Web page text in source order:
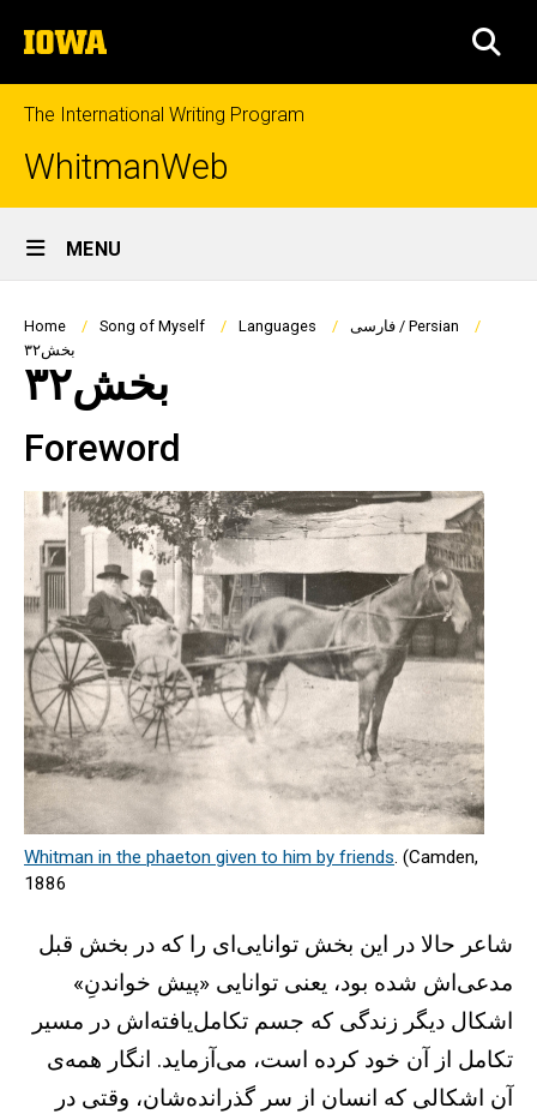
to
content
The
University
of
Iowa
The International Writing Program
WhitmanWeb
Site
Main
Navigation
MENU
Breadcrumb
Home Song of Myself Languages
فارسی / Persian
بخش۳۲
بخش۳۲
Foreword
Whitman in the phaeton given to him by friends. (Camden,
1886
شاعر حالا در این بخش توانایی‌ای را که در بخش قبل
مدعی‌اش شده بود، یعنی توانایی «پیش خواندنِ»
اشکال دیگر زندگی که جسم تکامل‌یافته‌اش در مسیر
تکامل از آن خود کرده است، می‌آزماید. انگار همه‌ی
آن اشکالی که انسان از سر گذرانده‌شان، وقتی در